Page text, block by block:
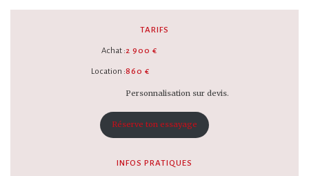
TARIFS
Achat :
Location :
2 900 €
860 €
Personnalisation sur devis.
Réserve ton essayage
INFOS PRATIQUES